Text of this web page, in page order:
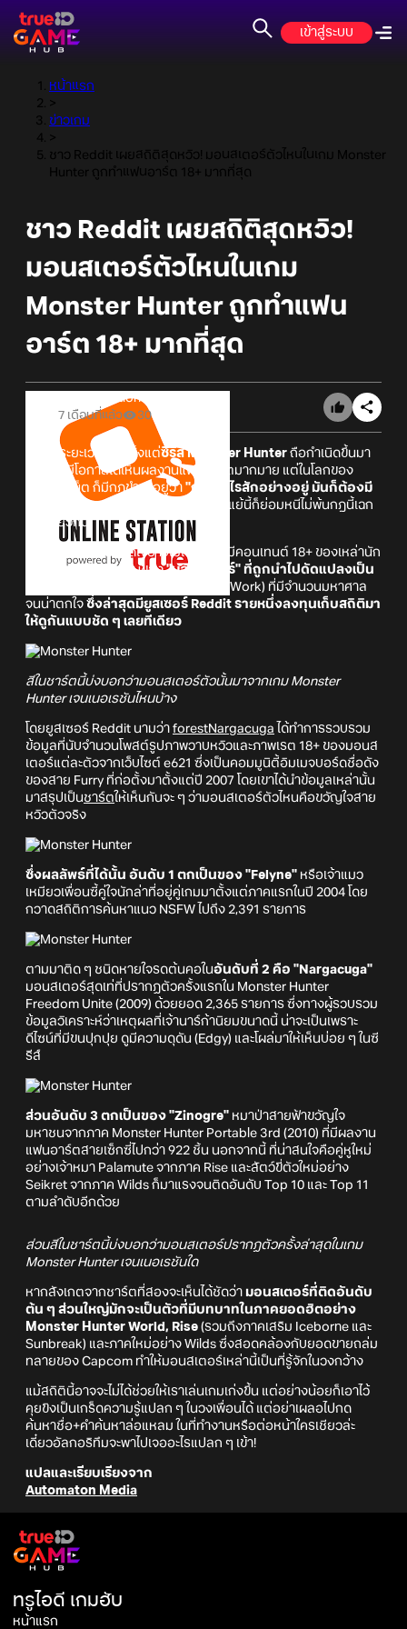
เข้าสู่ระบบ
หน้าแรก
>
ข่าวเกม
>
ชาว Reddit เผยสถิติสุดหวิว! มอนสเตอร์ตัวไหนในเกม Monster
Hunter ถูกทำแฟนอาร์ต 18+ มากที่สุด
ชาว Reddit เผยสถิติสุดหวิว!
มอนสเตอร์ตัวไหนในเกม
Monster Hunter ถูกทำแฟน
อาร์ต 18+ มากที่สุด
Online Station
7 เดือนที่แล้ว
30
ตลอดระยะเวลา 21 ตั้งแต่ซีรี่ส์ Monster Hunter ถือกำเนิดขึ้นมา
เราก็คงมีโอกาสได้เห็นผลงานแฟนอาร์ตมากมาย แต่ในโลกของ
อินเทอร์เน็ต ก็มีกฎขำ ๆ อยู่ว่า "ถ้ามีอะไรสักอย่างอยู่ มันก็ต้องมี
เวอร์ชันโป๊ของสิ่งนั้นด้วย"
ซึ่งเกมล่าแย้นี้ก็ย่อมหนีไม่พ้นกฎนี้เฉก
เช่นเดียวกัน
ทว่าสิ่งที่น่าประหลาดใจอาจไม่ใช่เรื่องที่มีคอนเทนต์ 18+ ของเหล่านัก
ล่า แต่กลับเป็นจำนวนของ"มอนสเตอร์" ที่ถูกนำไปดัดแปลงเป็น
(Not Safe For Work) ที่มีจำนวนมหาศาล
จนน่าตกใจ ซึ่งล่าสุดมียูสเซอร์ Reddit รายหนึ่งลงทุนเก็บสถิติมา
ให้ดูกันแบบชัด ๆ เลยทีเดียว
สีในชาร์ตนี้บ่งบอกว่ามอนสเตอร์ตัวนั้นมาจากเกม Monster
Hunter เจนเนอเรชันไหนบ้าง
โดยยูสเซอร์ Reddit นามว่า forestNargacuga ได้ทำการรวบรวม
ข้อมูลที่นับจำนวนโพสต์รูปภาพวาบหวิวและภาพเรต 18+ ของมอนส
เตอร์แต่ละตัวจากเว็บไซต์ e621 ซึ่งเป็นคอมมูนิตี้อิมเมจบอร์ดชื่อดัง
ของสาย Furry ที่ก่อตั้งมาตั้งแต่ปี 2007 โดยเขาได้นำข้อมูลเหล่านั้น
มาสรุปเป็นชาร์ตให้เห็นกันจะ ๆ ว่ามอนสเตอร์ตัวไหนคือขวัญใจสาย
หวิวตัวจริง
ซึ่งผลลัพธ์ที่ได้นั้น อันดับ 1 ตกเป็นของ "Felyne" หรือเจ้าแมว
เหมียวเพื่อนซี้คู่ใจนักล่าที่อยู่คู่เกมมาตั้งแต่ภาคแรกในปี 2004 โดย
กวาดสถิติการค้นหาแนว NSFW ไปถึง 2,391 รายการ
ตามมาติด ๆ ชนิดหายใจรดต้นคอในอันดับที่ 2 คือ "Nargacuga"
มอนสเตอร์สุดเท่ที่ปรากฏตัวครั้งแรกใน Monster Hunter
Freedom Unite (2009) ด้วยยอด 2,365 รายการ ซึ่งทางผู้รวบรวม
ข้อมูลวิเคราะห์ว่าเหตุผลที่เจ้านาร์ก้านิยมขนาดนี้ น่าจะเป็นเพราะ
ดีไซน์ที่มีขนปุกปุย ดูมีความดุดัน (Edgy) และโผล่มาให้เห็นบ่อย ๆ ในซี
รีส์
ส่วนอันดับ 3 ตกเป็นของ "Zinogre" หมาป่าสายฟ้าขวัญใจ
มหาชนจากภาค Monster Hunter Portable 3rd (2010) ที่มีผลงาน
แฟนอาร์ตสายเซ็กซี่ไปกว่า 922 ชิ้น นอกจากนี้ ที่น่าสนใจคือคู่หูใหม่
อย่างเจ้าหมา Palamute จากภาค Rise และสัตว์ขี่ตัวใหม่อย่าง
Seikret จากภาค Wilds ก็มาแรงจนติดอันดับ Top 10 และ Top 11
ตามลำดับอีกด้วย
ส่วนสีในชาร์ตนี้บ่งบอกว่ามอนสเตอร์ปรากฏตัวครั้งล่าสุดในเกม
Monster Hunter เจนเนอเรชันใด
หากสังเกตจากชาร์ตที่สองจะเห็นได้ชัดว่า มอนสเตอร์ที่ติดอันดับ
ต้น ๆ ส่วนใหญ่มักจะเป็นตัวที่มีบทบาทในภาคยอดฮิตอย่าง
Monster Hunter World, Rise (รวมถึงภาคเสริม Iceborne และ
Sunbreak) และภาคใหม่อย่าง Wilds ซึ่งสอดคล้องกับยอดขายถล่ม
ทลายของ Capcom ทำให้มอนสเตอร์เหล่านี้เป็นที่รู้จักในวงกว้าง
แม้สถิตินี้อาจจะไม่ได้ช่วยให้เราเล่นเกมเก่งขึ้น แต่อย่างน้อยก็เอาไว้
คุยขิงเป็นเกร็ดความรู้แปลก ๆ ในวงเพื่อนได้ แต่อย่าเผลอไปกด
ค้นหาชื่อ+คำค้นหาล่อแหลม ในที่ทำงานหรือต่อหน้าใครเชียวล่ะ
เดี๋ยวอัลกอริทึมจะพาไปเจออะไรแปลก ๆ เข้า!
แปลและเรียบเรียงจาก
Automaton Media
ทรูไอดี เกมฮับ
หน้าแรก